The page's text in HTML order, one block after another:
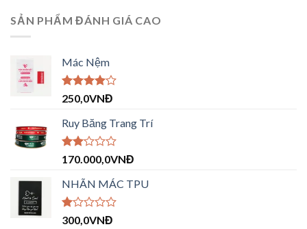
SẢN PHẨM ĐÁNH GIÁ CAO
Mác Nệm
Được
xếp hạng
4.00
5
sao
250,0VNĐ
Ruy Băng Trang Trí
Được
hạng
2.09
5
170.000,0VNĐ
NHÃN MÁC TPU
Được
300,0VNĐ